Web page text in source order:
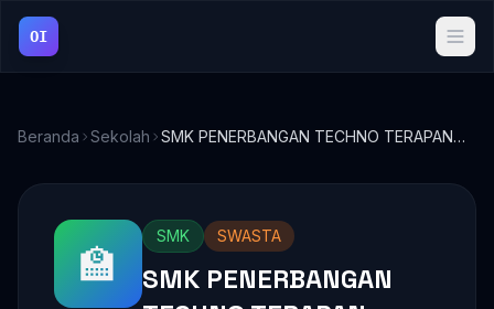
OI
Beranda Sekolah
SMK PENERBANGAN TECHNO TERAPAN
🏫
SMK SWASTA
SMK PENERBANGAN